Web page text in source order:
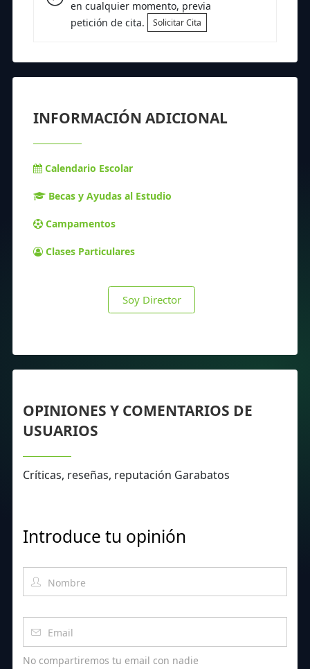
en cualquier momento, previa
petición de cita.
Solicitar Cita
INFORMACIÓN ADICIONAL
Calendario Escolar
Becas y Ayudas al Estudio
Campamentos
Clases Particulares
Soy Director
OPINIONES Y COMENTARIOS DE
USUARIOS
Críticas, reseñas, reputación Garabatos
Introduce tu opinión
No compartiremos tu email con nadie